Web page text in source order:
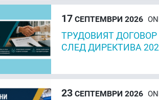
17СЕПТЕМВРИ 2026
ТРУДОВИЯТ
СЛЕД ДИРЕКТИВА
23СЕПТЕМВРИ 2026